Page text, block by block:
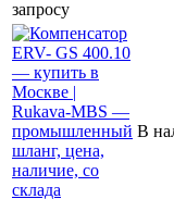
запросу
В